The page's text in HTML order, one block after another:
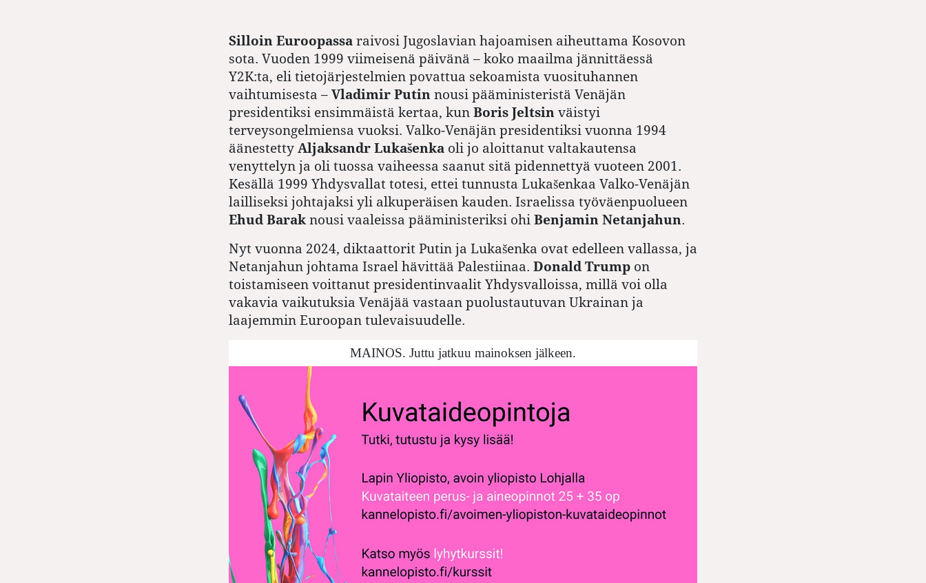
Silloin Euroopassa raivosi Jugoslavian hajoamisen aiheuttama Kosovon
sota. Vuoden 1999 viimeisenä päivänä – koko maailma jännittäessä
Y2K:ta, eli tietojärjestelmien povattua sekoamista vuosituhannen
vaihtumisesta – Vladimir Putin nousi pääministeristä Venäjän
presidentiksi ensimmäistä kertaa, kun Boris Jeltsin väistyi
terveysongelmiensa vuoksi. Valko-Venäjän presidentiksi vuonna 1994
äänestetty Aljaksandr Lukašenka oli jo aloittanut valtakautensa
venyttelyn ja oli tuossa vaiheessa saanut sitä pidennettyä vuoteen 2001.
Kesällä 1999 Yhdysvallat totesi, ettei tunnusta Lukašenkaa Valko-Venäjän
lailliseksi johtajaksi yli alkuperäisen kauden. Israelissa työväenpuolueen
Ehud Barak nousi vaaleissa pääministeriksi ohi Benjamin Netanjahun.
Nyt vuonna 2024, diktaattorit Putin ja Lukašenka ovat edelleen vallassa, ja
Netanjahun johtama Israel hävittää Palestiinaa. Donald Trump on
toistamiseen voittanut presidentinvaalit Yhdysvalloissa, millä voi olla
vakavia vaikutuksia Venäjää vastaan puolustautuvan Ukrainan ja
laajemmin Euroopan tulevaisuudelle.
MAINOS. Juttu jatkuu mainoksen jälkeen.